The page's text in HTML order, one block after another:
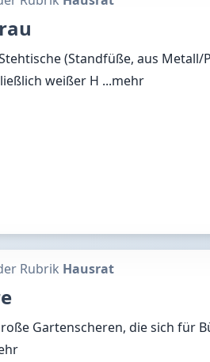
(Standfüße, aus
weißer H ...mehr
Rubrik Hausrat
Gartenscheren, die sich für